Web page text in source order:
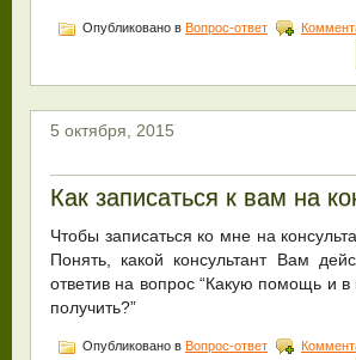
Опубликовано в Вопрос-ответ
5 октября, 2015
Как записаться к вам на
Чтобы записаться ко мне на
Понять, какой консультант Вам
ответив на вопрос “Какую помощь и в
получить?”
Опубликовано в Вопрос-ответ